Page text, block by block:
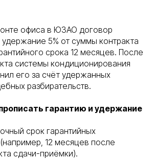
офиса в ЮЗАО договор
5% от суммы контракта
срока 12 месяцев. После
системы кондиционирования
его за счёт удержанных
разбирательств.
гарантию и удержание
срок гарантийных
12 месяцев после
сдачи-приёмки).